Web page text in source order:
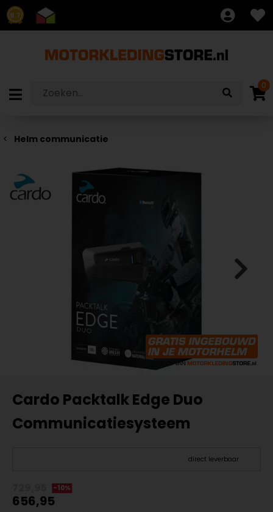
8.7
0
Helm communicatie
Cardo Packtalk Edge Duo
Communicatiesysteem
direct leverbaar
-10%
656,95